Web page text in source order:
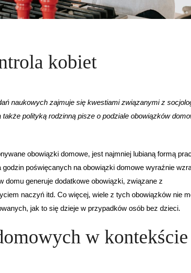
kobiet
naukowych zajmuje się kwestiami związanymi z
polityką rodzinną pisze o podziale obowiązków
obowiązki domowe, jest najmniej lubianą formą
poświęcanych na obowiązki domowe wyraźnie
generuje dodatkowe obowiązki, związane z
naczyń itd. Co więcej, wiele z tych obowiązków nie
jak to się dzieje w przypadków osób bez dzieci.
w kontekście